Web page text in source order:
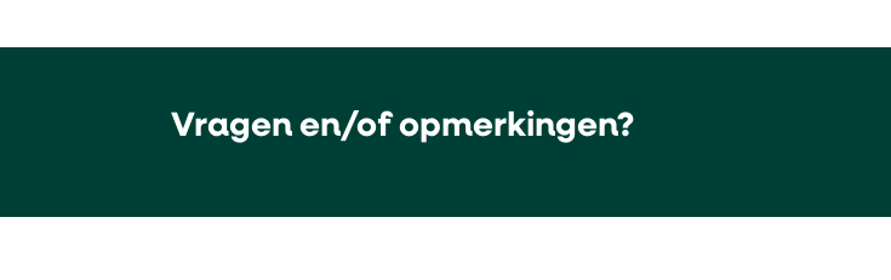
Vragen en/of opmerkingen?